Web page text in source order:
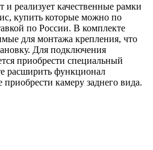
и реализует качественные рамки
купить которые можно по
по России. В комплекте
для монтажа крепления, что
Для подключения
приобрести специальный
расширить функционал
приобрести камеру заднего вида.